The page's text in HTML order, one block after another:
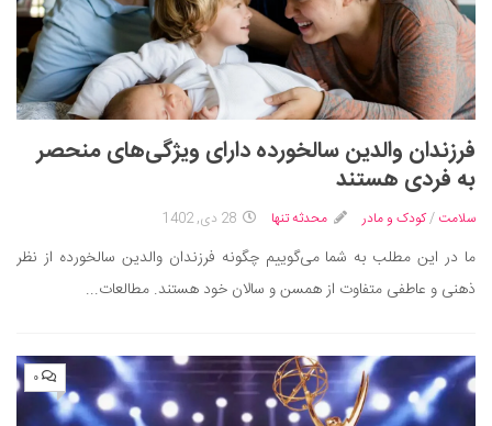
فرزندان والدین سالخورده دارای ویژگی‌های منحصر
به فردی هستند
سلامت /کودک و مادر محدثه تنها 28 دی, 1402
ما در این مطلب به شما می‌گوییم چگونه فرزندان والدین سالخورده از نظر
ذهنی و عاطفی متفاوت از همسن و سالان خود هستند. مطالعات...
۰